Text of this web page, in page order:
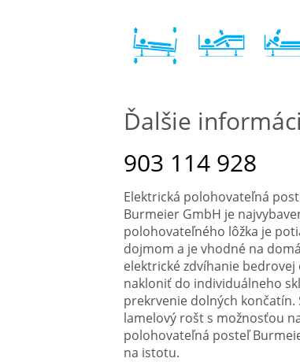
Ďalšie
903 114 928
Elektrická polohovateľná
Burmeier GmbH je
polohovateľného lôžka je
dojmom a je vhodné na
elektrické zdvíhanie
nakloniť do individuálneho
prekrvenie dolných končatín.
lamelový rošt s možnosťou
polohovateľná posteľ
na istotu.